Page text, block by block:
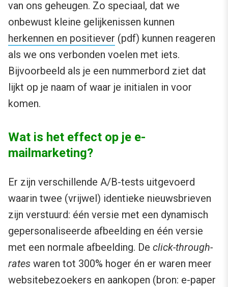
van ons geheugen. Zo speciaal, dat we
onbewust kleine gelijkenissen kunnen
herkennen en positiever (pdf) kunnen reageren
als we ons verbonden voelen met iets.
Bijvoorbeeld als je een nummerbord ziet dat
lijkt op je naam of waar je initialen in voor
komen.
Wat is het effect op je e-
mailmarketing?
Er zijn verschillende A/B-tests uitgevoerd
waarin twee (vrijwel) identieke nieuwsbrieven
zijn verstuurd: één versie met een dynamisch
gepersonaliseerde afbeelding en één versie
met een normale afbeelding. De click-through-
rates waren tot 300% hoger én er waren meer
websitebezoekers en aankopen (bron: e-paper